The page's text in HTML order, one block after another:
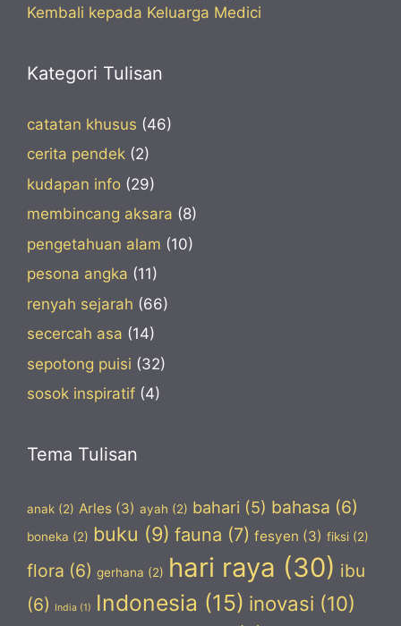
Kembali kepada Keluarga Medici
Kategori Tulisan
catatan khusus (46)
cerita pendek (2)
kudapan info (29)
membincang aksara (8)
pengetahuan alam (10)
pesona angka (11)
renyah sejarah (66)
secercah asa (14)
sepotong puisi (32)
sosok inspiratif (4)
Tema Tulisan
anak (2) Arles (3) ayah (2) bahari (5) bahasa (6)
boneka (2) buku (9) fauna (7) fesyen (3) fiksi (2)
flora (6) gerhana (2) hari raya (30) ibu
(6)
India (1) Indonesia (15) inovasi (10)